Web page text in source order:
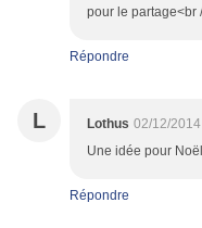
pour le partage<br
Répondre
L Lothus 02/12/
Une idée pour
Répondre